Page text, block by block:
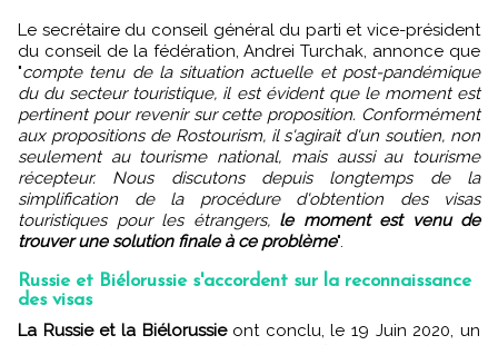
Le secrétaire du conseil général du parti et vice-président
du conseil de la fédération, Andrei Turchak, annonce que
"compte tenu de la situation actuelle et post-pandémique
du du secteur touristique, il est évident que le moment est
pertinent pour revenir sur cette proposition. Conformément
aux propositions de Rostourism, il s'agirait d'un soutien, non
seulement au tourisme national, mais aussi au tourisme
récepteur. Nous discutons depuis longtemps de la
simplification de la procédure d'obtention des visas
touristiques pour les étrangers, le moment est venu de
trouver une solution finale à ce problème".
Russie et Biélorussie s'accordent sur la reconnaissance
des visas
La Russie et la Biélorussieont conclu, le 19 Juin 2020, un